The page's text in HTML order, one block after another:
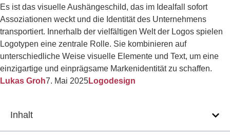
Es ist das visuelle Aushängeschild, das im Idealfall sofort
Assoziationen weckt und die Identität des Unternehmens
transportiert. Innerhalb der vielfältigen Welt der Logos spielen
Logotypen eine zentrale Rolle. Sie kombinieren auf
unterschiedliche Weise visuelle Elemente und Text, um eine
einzigartige und einprägsame Markenidentität zu schaffen.
Lukas Groh7. Mai 2025Logodesign
Inhalt